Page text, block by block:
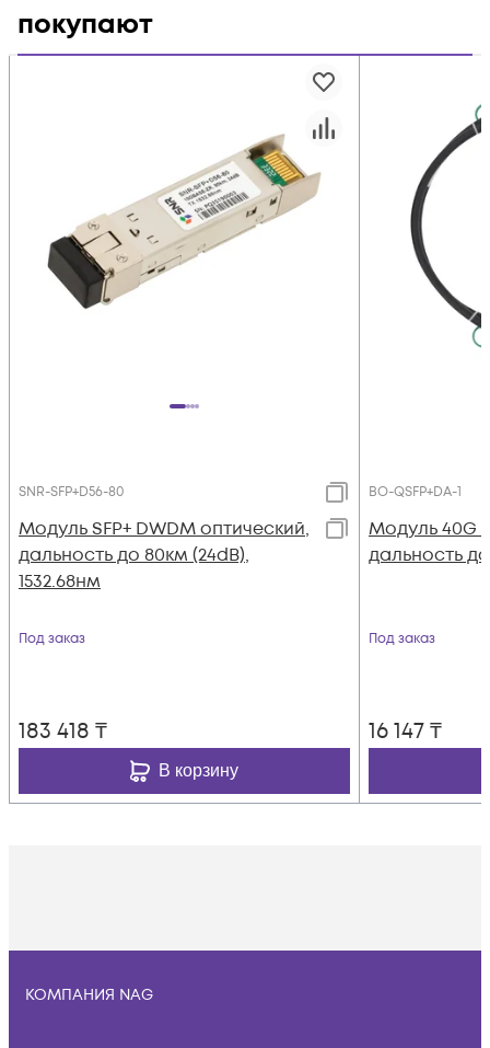
покупают
SNR-SFP+D56-80
Модуль SFP+ DWDM оптический,
дальность до 80км (24dB),
1532.68нм
Под заказ
183 418 ₸
В корзину
BO-QSFP+DA-1
Модуль 40G
дальность
Под заказ
16 147₸
КОМПАНИЯ NAG